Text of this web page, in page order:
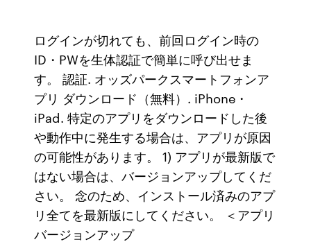
ログインが切れても、前回ログイン時の
ID・PWを生体認証で簡単に呼び出せま
す。 認証. オッズパークスマートフォンア
プリ ダウンロード（無料）. iPhone・
iPad. 特定のアプリをダウンロードした後
や動作中に発生する場合は、アプリが原因
の可能性があります。 1) アプリが最新版で
はない場合は、バージョンアップしてくだ
さい。 念のため、インストール済みのアプ
リ全てを最新版にしてください。 ＜アプリ
バージョンアップ